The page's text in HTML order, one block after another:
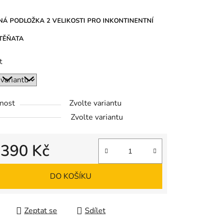
PODLOŽKA 2 VELIKOSTI PRO INKONTINENTNÍ
Zvolte variantu
Zvolte variantu
390 Kč
DO KOŠÍKU
Zeptat se Sdílet